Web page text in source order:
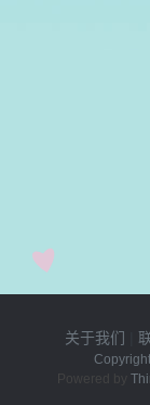
关于我们
Powered by